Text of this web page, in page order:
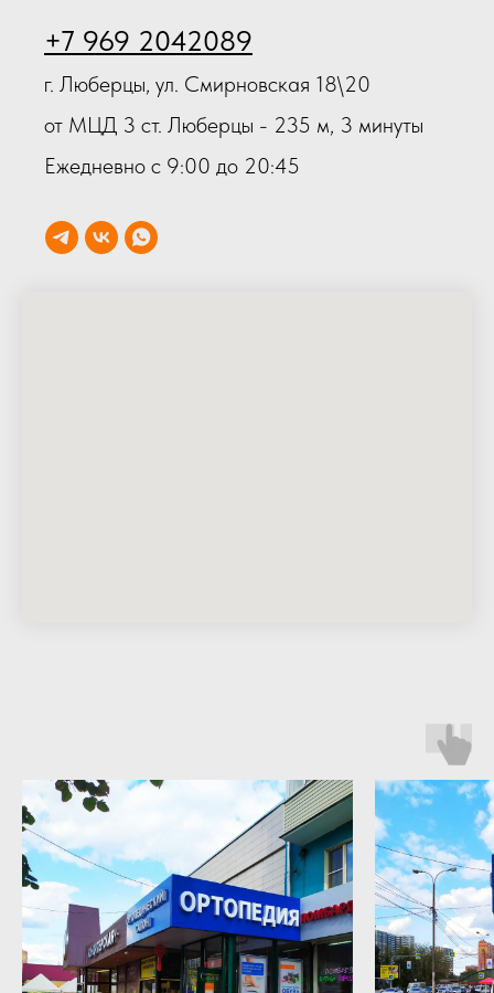
+7 969 2042089
г. Люберцы, ул. Смирновская 18\20
от МЦД 3 ст. Люберцы - 235 м, 3 минуты
Ежедневно с 9:00 до 20:45